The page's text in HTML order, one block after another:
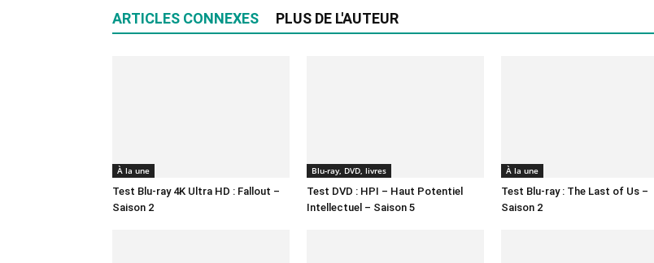
ARTICLES CONNEXES PLUS DE L'AUTEUR
À la une
Test Blu-ray 4K Ultra HD : Fallout –
Saison 2
Blu-ray, DVD, livres
Test DVD : HPI – Haut Potentiel
Intellectuel – Saison 5
À la une
Test Blu-ray : The Last of Us –
Saison 2